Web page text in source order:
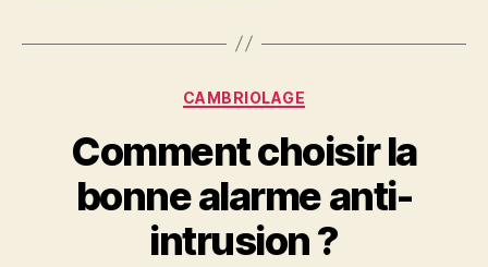
Catégories
CAMBRIOLAGE
Comment choisir la
bonne alarme anti-
intrusion ?